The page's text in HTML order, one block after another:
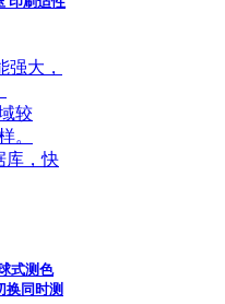
大，
较
。
库，快
式测色
换同时测